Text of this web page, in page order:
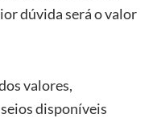
dúvida será o valor
valores,
disponíveis